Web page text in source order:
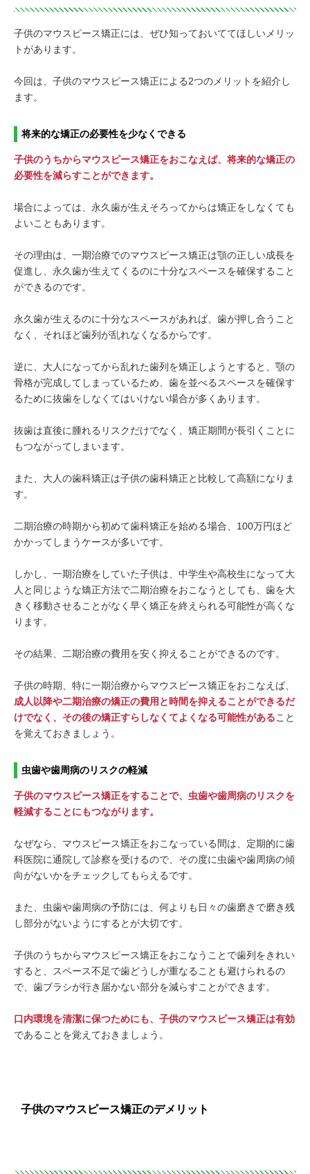
子供のマウスピース矯正には、ぜひ知っておいててほしいメリッ
トがあります。
今回は、子供のマウスピース矯正による2つのメリットを紹介し
ます。
将来的な矯正の必要性を少なくできる
子供のうちからマウスピース矯正をおこなえば、将来的な矯正の
必要性を減らすことができます。
場合によっては、永久歯が生えそろってからは矯正をしなくても
よいこともあります。
その理由は、一期治療でのマウスピース矯正は顎の正しい成長を
促進し、永久歯が生えてくるのに十分なスペースを確保すること
ができるのです。
永久歯が生えるのに十分なスペースがあれば、歯が押し合うこと
なく、それほど歯列が乱れなくなるからです。
逆に、大人になってから乱れた歯列を矯正しようとすると、顎の
骨格が完成してしまっているため、歯を並べるスペースを確保す
るために抜歯をしなくてはいけない場合が多くあります。
抜歯は直後に腫れるリスクだけでなく、矯正期間が長引くことに
もつながってしまいます。
また、大人の歯科矯正は子供の歯科矯正と比較して高額になりま
す。
二期治療の時期から初めて歯科矯正を始める場合、100万円ほど
かかってしまうケースが多いです。
しかし、一期治療をしていた子供は、中学生や高校生になって大
人と同じような矯正方法で二期治療をおこなうとしても、歯を大
きく移動させることがなく早く矯正を終えられる可能性が高くな
ります。
その結果、二期治療の費用を安く抑えることができるのです。
子供の時期、特に一期治療からマウスピース矯正をおこなえば、
成人以降や二期治療の矯正の費用と時間を抑えることができるだ
けでなく、その後の矯正すらしなくてよくなる可能性があること
を覚えておきましょう。
虫歯や歯周病のリスクの軽減
子供のマウスピース矯正をすることで、虫歯や歯周病のリスクを
軽減することにもつながります。
なぜなら、マウスピース矯正をおこなっている間は、定期的に歯
科医院に通院して診察を受けるので、その度に虫歯や歯周病の傾
向がないかをチェックしてもらえるです。
また、虫歯や歯周病の予防には、何よりも日々の歯磨きで磨き残
し部分がないようにするとが大切です。
子供のうちからマウスピース矯正をおこなうことで歯列をきれい
すると、スペース不足で歯どうしが重なることも避けられるの
で、歯ブラシが行き届かない部分を減らすことができます。
口内環境を清潔に保つためにも、子供のマウスピース矯正は有効
であることを覚えておきましょう。
子供のマウスピース矯正のデメリット